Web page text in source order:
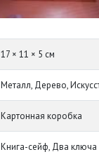
17 × 11 × 5 см
Металл, Дерево,
Картонная коробка
Книга-сейф, Два ключа